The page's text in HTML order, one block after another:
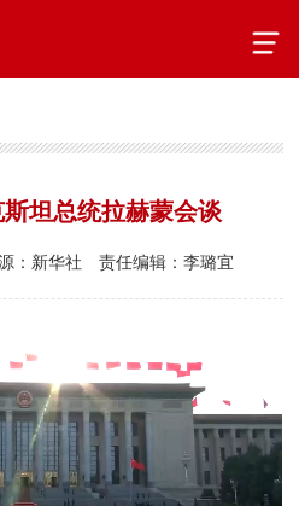
坦总统拉赫蒙会谈
：新华社 责任编辑：李璐宜